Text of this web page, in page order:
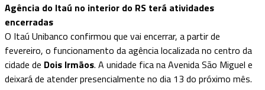
Agência do Itaú no interior do RS terá atividades
encerradas
O Itaú Unibanco confirmou que vai encerrar, a partir de
fevereiro, o funcionamento da agência localizada no centro da
cidade de Dois Irmãos. A unidade fica na Avenida São Miguel e
deixará de atender presencialmente no dia 13 do próximo mês.